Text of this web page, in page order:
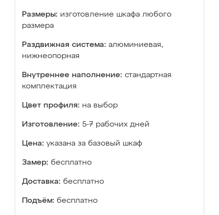
Размеры: изготовление шкафа любого
размера
Раздвижная система: алюминиевая,
нижнеопорная
Внутреннее наполнение: стандартная
комплектация
Цвет профиля: на выбор
Изготовление: 5-7 рабочих дней
Цена: указана за базовый шкаф
Замер: бесплатно
Доставка: бесплатно
Подъём: бесплатно